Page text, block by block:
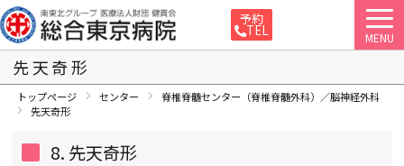
予約
TEL MENU
先天奇形
トップページ センター
脊椎脊髄センター（脊椎脊髄外科）／脳神経外科
先天奇形
8. 先天奇形